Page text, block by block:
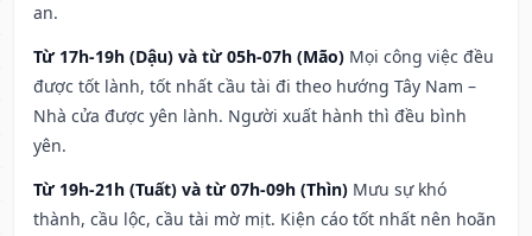
an.
Từ 17h-19h (Dậu) và từ 05h-07h (Mão) Mọi công việc đều
được tốt lành, tốt nhất cầu tài đi theo hướng Tây Nam –
Nhà cửa được yên lành. Người xuất hành thì đều bình
yên.
Từ 19h-21h (Tuất) và từ 07h-09h (Thìn) Mưu sự khó
thành, cầu lộc, cầu tài mờ mịt. Kiện cáo tốt nhất nên hoãn